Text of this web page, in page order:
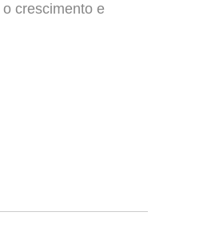
crescimento e